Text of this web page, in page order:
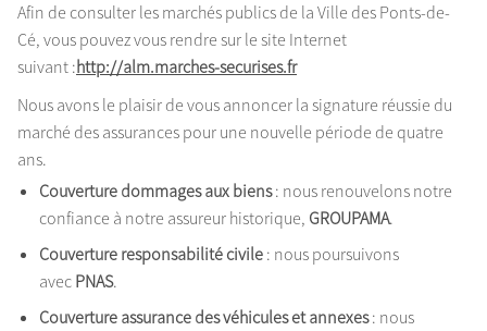
Afin de consulter les marchés publics de la Ville des Ponts-de-
Cé, vous pouvez vous rendre sur le site Internet
suivant :http://alm.marches-securises.fr
Nous avons le plaisir de vous annoncer la signature réussie du
marché des assurances pour une nouvelle période de quatre
ans.
Couverture dommages aux biens: nous renouvelons notre
confiance à notre assureur historique, GROUPAMA.
Couverture responsabilité civile : nous poursuivons
avec PNAS.
Couverture assurance des véhicules et annexes: nous